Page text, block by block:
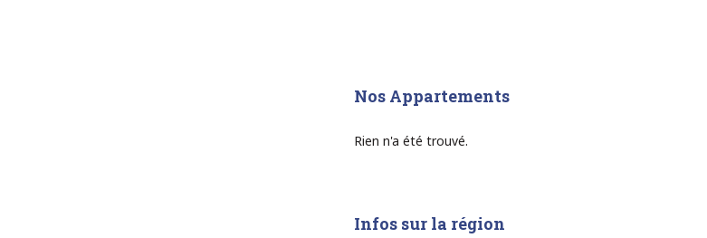
Nos Appartements
Rien n'a été trouvé.
Infos sur la région